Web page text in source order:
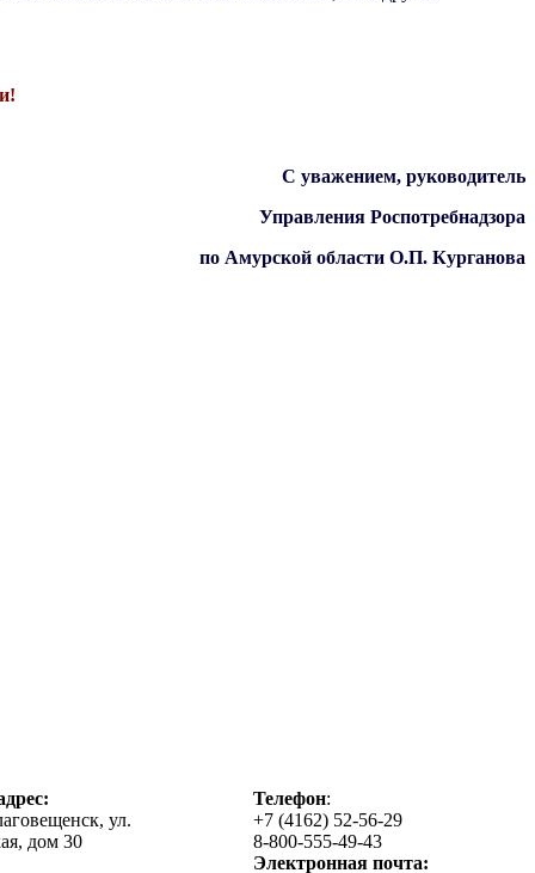
С уважением, руководитель
Управления Роспотребнадзора
по Амурской области О.П. Курганова
ул.
дом 30
Телефон:
+7 (4162) 52-56-29
8-800-555-49-43
Электронная почта: